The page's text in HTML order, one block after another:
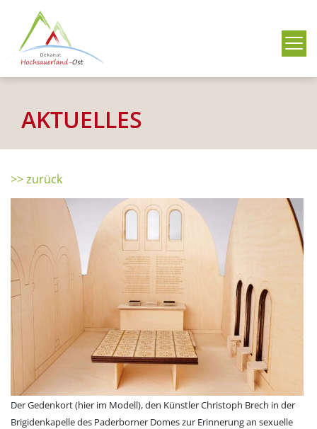
AKTUELLES
>> zurück
Der Gedenkort (hier im Modell), den Künstler Christoph Brech in der
Brigidenkapelle des Paderborner Domes zur Erinnerung an sexuelle